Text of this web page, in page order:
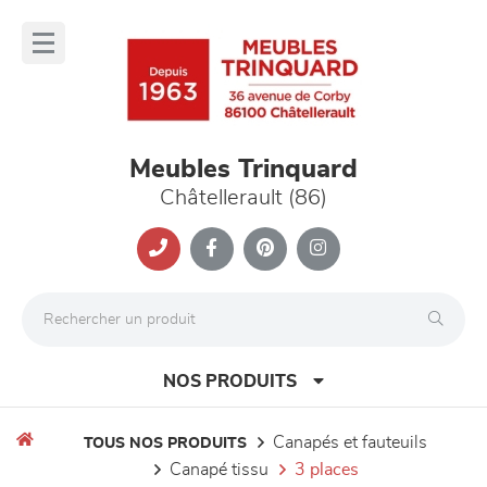
Meubles Trinquard
Châtellerault (86)
NOS PRODUITS
TOUS NOS PRODUITS
canapés et fauteuils
canapé tissu
3 places